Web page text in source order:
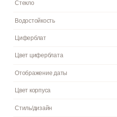
Стекло
Водостойкость
Циферблат